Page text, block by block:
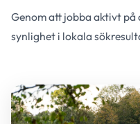
Genom att jobba aktivt på
synlighet i lokala